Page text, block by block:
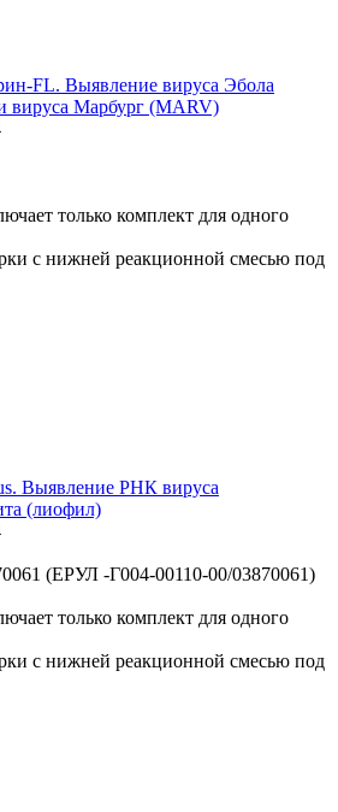
FL. Выявление вируса Эбола
вируса Марбург (MARV)
Выявление РНК вируса
(лиофил)
(ЕРУЛ -Г004-00110-00/03870061)